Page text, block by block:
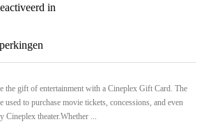
in
the gift of entertainment with a Cineplex Gift Card. The
used to purchase movie tickets, concessions, and even
Cineplex theater.Whether ...